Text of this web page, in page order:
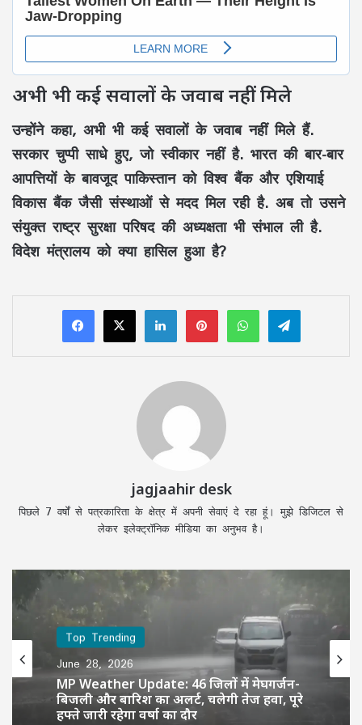
अभी भी कई सवालों के जवाब नहीं मिले
उन्होंने कहा, अभी भी कई सवालों के जवाब नहीं मिले हैं.
सरकार चुप्पी साधे हुए, जो स्वीकार नहीं है. भारत की बार-बार
आपत्तियों के बावजूद पाकिस्तान को विश्व बैंक और एशियाई
विकास बैंक जैसी संस्थाओं से मदद मिल रही है. अब तो उसने
संयुक्त राष्ट्र सुरक्षा परिषद की अध्यक्षता भी संभाल ली है.
विदेश मंत्रालय को क्या हासिल हुआ है?
LinkedInPinterestWhatsAppTelegram
jagjaahir desk
पिछले 7 वर्षों से पत्रकारिता के क्षेत्र में अपनी सेवाएं दे रहा हूं। मुझे डिजिटल से
लेकर इलेक्ट्रॉनिक मीडिया का अनुभव है।
Top Trending
June 28, 2026
MP Weather Update: 46 जिलों में मेघगर्जन-
बिजली और बारिश का अलर्ट, चलेगी तेज हवा, पूरे
हफ्ते जारी रहेगा वर्षा का दौर